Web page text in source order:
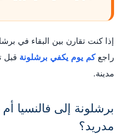
إذا كنت تقارن بين البقاء في
راجعكم يوم يكفي برشلونة قبل
مدينة.
برشلونة إلى فالنسيا
مدريد؟